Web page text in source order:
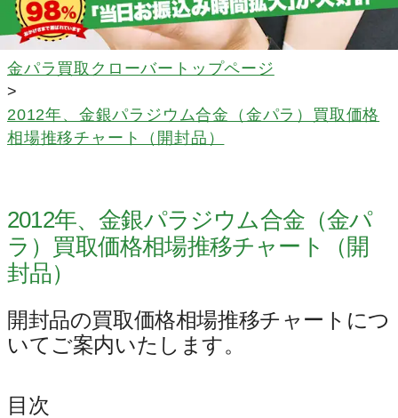
金パラ買取クローバートップページ
>
2012年、金銀パラジウム合金（金パラ）買取価格
相場推移チャート（開封品）
2012年、金銀パラジウム合金（金パ
ラ）買取価格相場推移チャート（開
封品）
開封品の買取価格相場推移チャートにつ
いてご案内いたします。
目次